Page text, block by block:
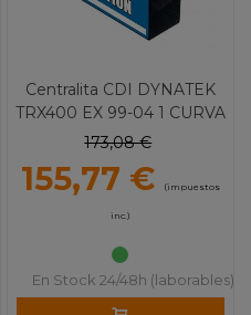
Centralita CDI DYNATEK
TRX400 EX 99-04 1 CURVA
173,08 €
155,77 € (impuestos
inc.)
En Stock 24/48h (laborables)